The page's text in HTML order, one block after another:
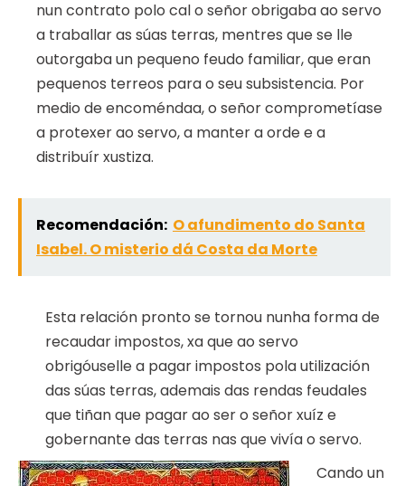
nun contrato polo cal o señor obrigaba ao servo
a traballar as súas terras, mentres que se lle
outorgaba un pequeno feudo familiar, que eran
pequenos terreos para o seu subsistencia. Por
medio de encoméndaa, o señor comprometíase
a protexer ao servo, a manter a orde e a
distribuír xustiza.
Recomendación: O afundimento do Santa
Isabel. O misterio dá Costa da Morte
Esta relación pronto se tornou nunha forma de
recaudar impostos, xa que ao servo
obrigóuselle a pagar impostos pola utilización
das súas terras, ademais das rendas feudales
que tiñan que pagar ao ser o señor xuíz e
gobernante das terras nas que vivía o servo.
Cando un